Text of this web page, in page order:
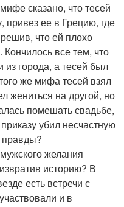
сказано, что тесей
привез ее в Грецию, где
что ей плохо
все тем, что
города, а тесей был
же мифа тесей взял
жениться на другой, но
помешать свадьбе,
убил несчастную
желания
историю? В
есть встречи с
и в